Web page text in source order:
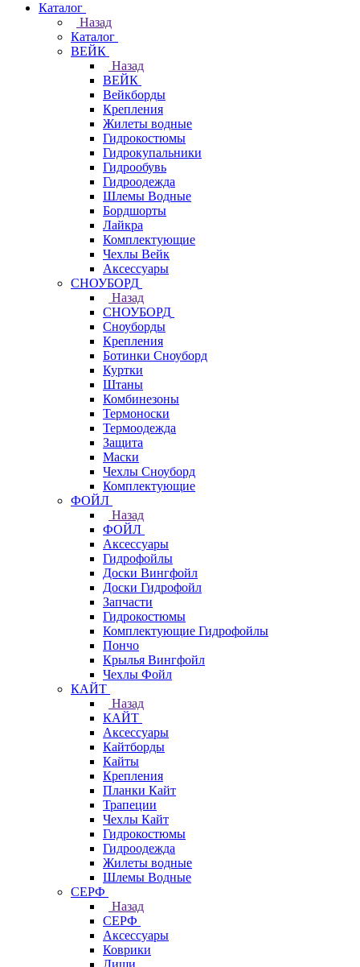
Каталог
Назад
Каталог
ВЕЙК
Назад
ВЕЙК
Вейкборды
Крепления
Жилеты водные
Гидрокостюмы
Гидрокупальники
Гидрообувь
Гидроодежда
Шлемы Водные
Бордшорты
Лайкра
Комплектующие
Чехлы Вейк
Аксессуары
СНОУБОРД
Назад
СНОУБОРД
Сноуборды
Крепления
Ботинки Сноуборд
Куртки
Штаны
Комбинезоны
Термоноски
Термоодежда
Защита
Маски
Чехлы Сноуборд
Комплектующие
ФОЙЛ
Назад
ФОЙЛ
Аксессуары
Гидрофойлы
Доски Вингфойл
Доски Гидрофойл
Запчасти
Гидрокостюмы
Комплектующие Гидрофойлы
Пончо
Крылья Вингфойл
Чехлы Фойл
КАЙТ
Назад
КАЙТ
Аксессуары
Кайтборды
Кайты
Крепления
Планки Кайт
Трапеции
Чехлы Кайт
Гидрокостюмы
Гидроодежда
Жилеты водные
Шлемы Водные
СЕРФ
Назад
СЕРФ
Аксессуары
Коврики
Лиши